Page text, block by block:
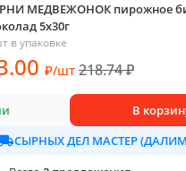
МЕДВЕЖОНОК пирожное
5х30г
в упаковке
.00 ₽/шт 218.74₽
В
СЫРНЫХ ДЕЛ МАСТЕР